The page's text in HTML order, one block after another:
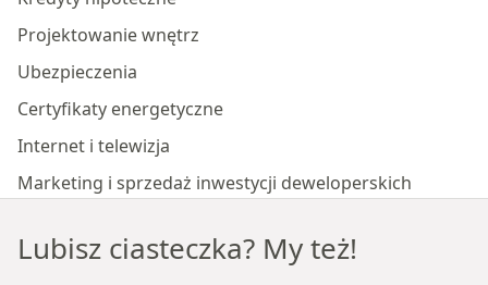
Projektowanie wnętrz
Ubezpieczenia
Certyfikaty energetyczne
Internet i telewizja
Marketing i sprzedaż inwestycji deweloperskich
Nasze biura
Lubisz ciasteczka? My też!